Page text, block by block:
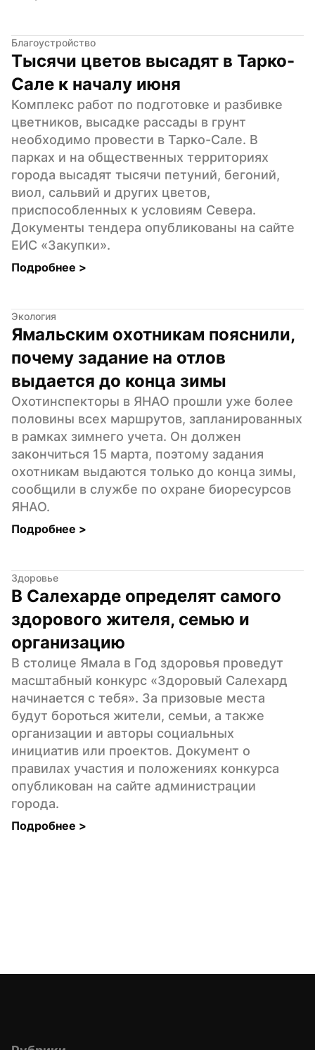
Благоустройство
Тысячи цветов высадят в Тарко-
Сале к началу июня
Комплекс работ по подготовке и разбивке
цветников, высадке рассады в грунт
необходимо провести в Тарко-Сале. В
парках и на общественных территориях
города высадят тысячи петуний, бегоний,
виол, сальвий и других цветов,
приспособленных к условиям Севера.
Документы тендера опубликованы на сайте
ЕИС «Закупки».
Подробнее >
Экология
Ямальским охотникам пояснили,
почему задание на отлов
выдается до конца зимы
Охотинспекторы в ЯНАО прошли уже более
половины всех маршрутов, запланированных
в рамках зимнего учета. Он должен
закончиться 15 марта, поэтому задания
охотникам выдаются только до конца зимы,
сообщили в службе по охране биоресурсов
ЯНАО.
Подробнее >
Здоровье
В Салехарде определят самого
здорового жителя, семью и
организацию
В столице Ямала в Год здоровья проведут
масштабный конкурс «Здоровый Салехард
начинается с тебя». За призовые места
будут бороться жители, семьи, а также
организации и авторы социальных
инициатив или проектов. Документ о
правилах участия и положениях конкурса
опубликован на сайте администрации
города.
Подробнее >